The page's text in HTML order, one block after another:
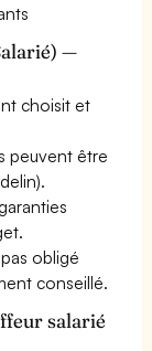
—
choisit et
peuvent être
obligé
conseillé.
salarié